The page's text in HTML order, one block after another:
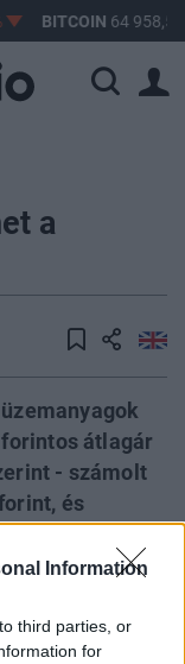
Information
third parties, or
for
BITCOIN 64 958,52
a
átlagár
- számolt
és
számít, az